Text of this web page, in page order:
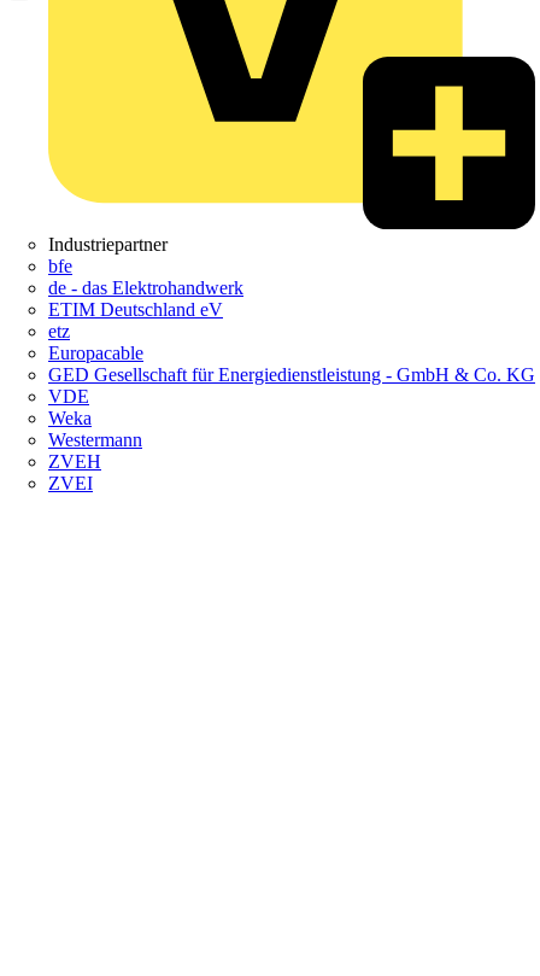
Industriepartner
bfe
de - das Elektrohandwerk
ETIM Deutschland eV
etz
Europacable
GED Gesellschaft für Energiedienstleistung - GmbH & Co. KG
VDE
Weka
Westermann
ZVEH
ZVEI